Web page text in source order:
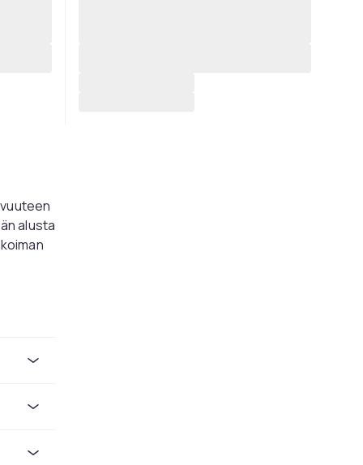
alusta